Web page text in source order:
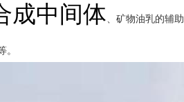
成中间体 、矿物油乳的辅助
。